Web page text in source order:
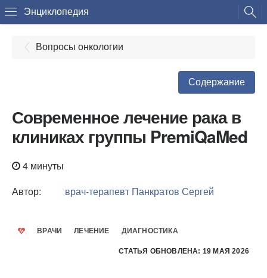
Энциклопедия
Вопросы онкологии
Содержание
Современное лечение рака в
клиниках группы PremiQaMed
4 минуты
Автор:
врач-терапевт Панкратов Сергей
ВРАЧИ ЛЕЧЕНИЕ ДИАГНОСТИКА
СТАТЬЯ ОБНОВЛЕНА: 19 МАЯ 2026